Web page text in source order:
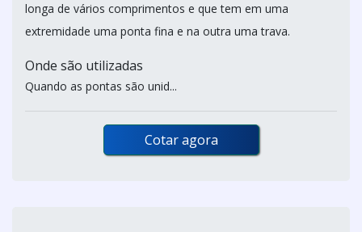
longa de vários comprimentos e que tem em uma
extremidade uma ponta fina e na outra uma trava.
Onde são utilizadas
Quando as pontas são unid...
Cotar agora